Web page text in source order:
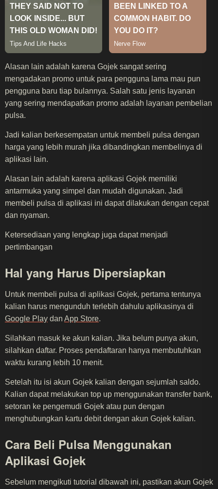
Alasan lain adalah karena Gojek sangat sering
mengadakan promo untuk para pengguna lama mau pun
pengguna baru tiap bulannya. Salah satu jenis layanan
yang sering mendapatkan promo adalah layanan pembelian
pulsa.
Jadi kalian berkesempatan untuk membeli pulsa dengan
harga yang lebih murah jika dibandingkan membelinya di
aplikasi lain.
Alasan lain adalah karena aplikasi Gojek memiliki
antarmuka yang simpel dan mudah digunakan. Jadi
membeli pulsa di aplikasi ini dapat dilakukan dengan cepat
dan nyaman.
Ketersediaan yang lengkap juga dapat menjadi
pertimbangan
Hal yang Harus Dipersiapkan
Untuk membeli pulsa di aplikasi Gojek, pertama tentunya
kalian harus mengunduh terlebih dahulu aplikasinya di
Google Play dan App Store.
Silahkan masuk ke akun kalian. Jika belum punya akun,
silahkan daftar. Proses pendaftaran hanya membutuhkan
waktu kurang lebih 10 menit.
Setelah itu isi akun Gojek kalian dengan sejumlah saldo.
Kalian dapat melakukan top up menggunakan transfer bank,
setoran ke pengemudi Gojek atau pun dengan
menghubungkan kartu debit dengan akun Gojek kalian.
Cara Beli Pulsa Menggunakan
Aplikasi Gojek
Sebelum mengikuti tutorial dibawah ini, pastikan akun Gojek